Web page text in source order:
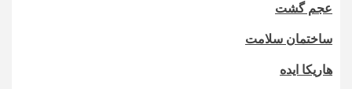
عجم گشت
ساختمان سلامت
هاریکا ایده